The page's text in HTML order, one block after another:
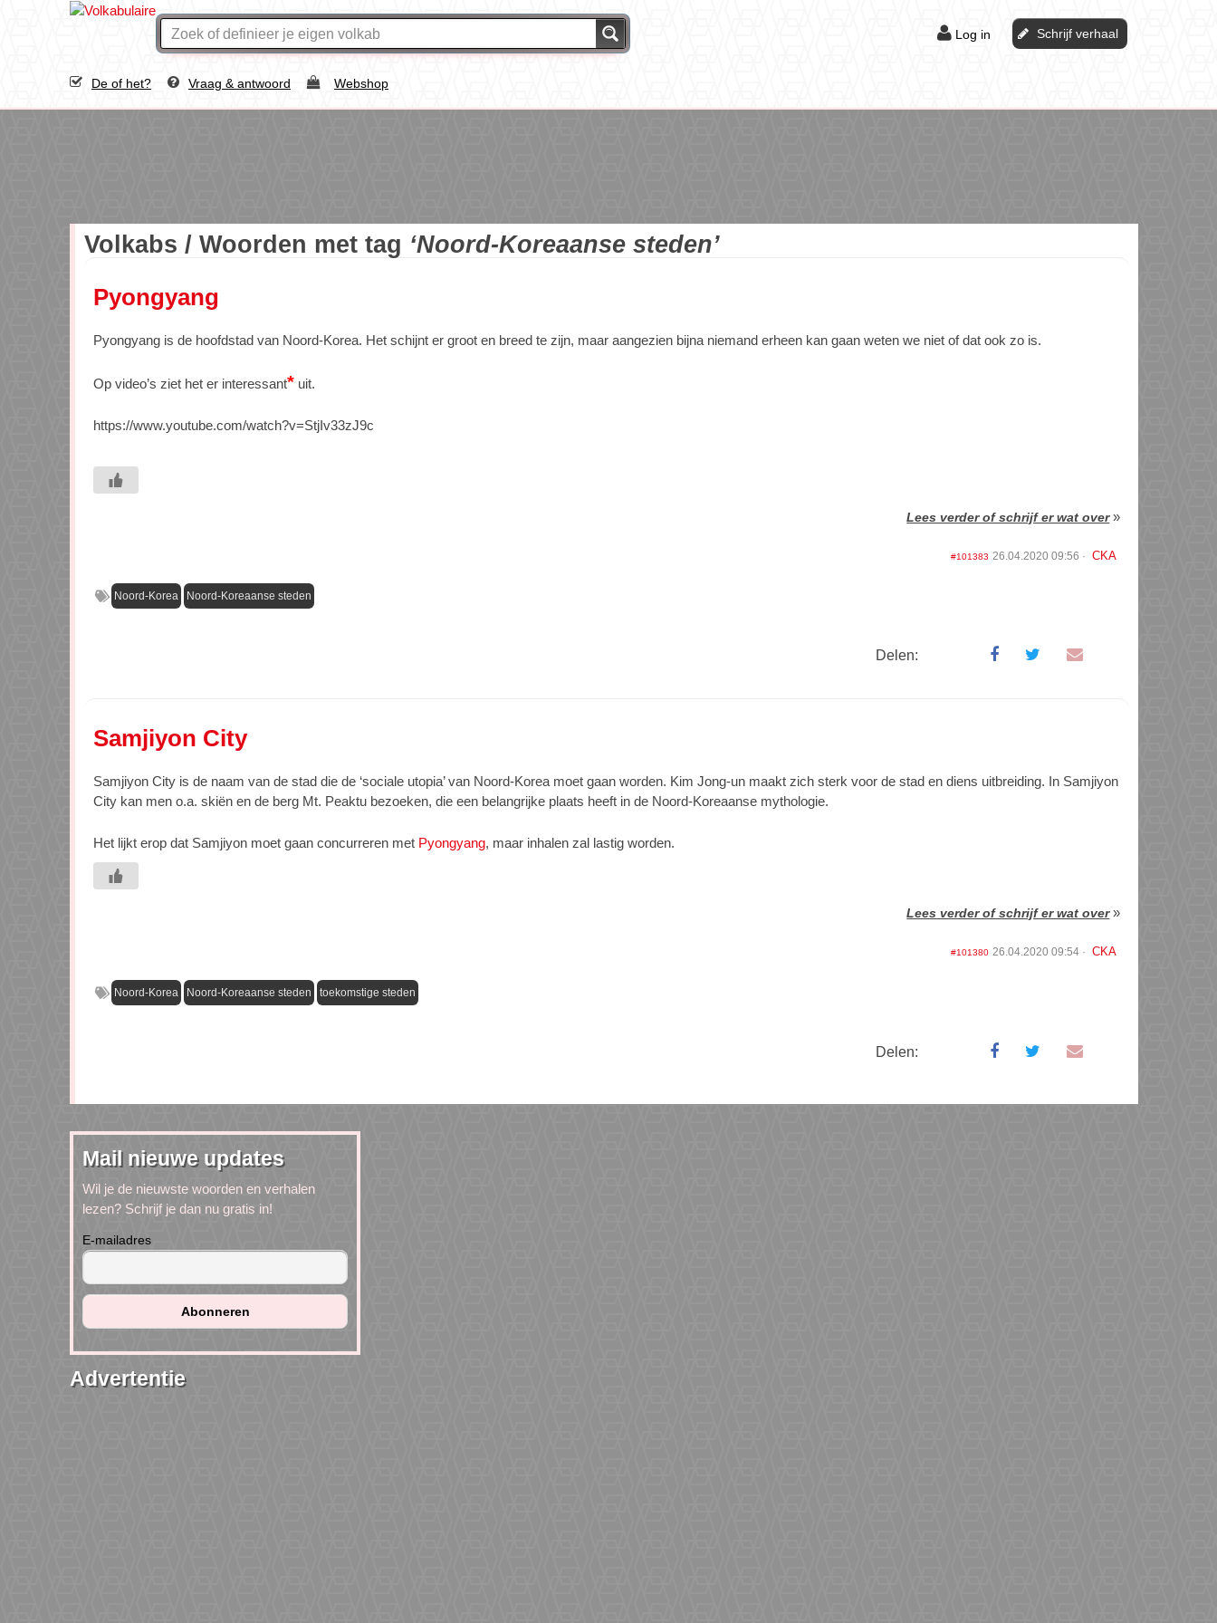
Log in Schrijf verhaal
De of het? Vraag & antwoord Webshop
Volkabs / Woorden met tag ‘Noord-Koreaanse steden’
Pyongyang
Pyongyang is de hoofdstad van Noord-Korea. Het schijnt er groot en breed te zijn, maar aangezien bijna niemand erheen kan gaan weten we niet of dat ook zo is.
Op video’s ziet het er interessant* uit.
https://www.youtube.com/watch?v=StjIv33zJ9c
Lees verder of schrijf er wat over»
#101383 26.04.2020 09:56 CKA
Noord-Korea Noord-Koreaanse steden
Delen:
Samjiyon City
Samjiyon City is de naam van de stad die de ‘sociale utopia’ van Noord-Korea moet gaan worden. Kim Jong-un maakt zich sterk voor de stad en diens uitbreiding. In Samjiyon
City kan men o.a. skiën en de berg Mt. Peaktu bezoeken, die een belangrijke plaats heeft in de Noord-Koreaanse mythologie.
Het lijkt erop dat Samjiyon moet gaan concurreren met Pyongyang, maar inhalen zal lastig worden.
Lees verder of schrijf er wat over»
#101380 26.04.2020 09:54 CKA
Noord-Korea Noord-Koreaanse steden toekomstige steden
Delen:
Mail nieuwe updates
Wil je de nieuwste woorden en verhalen
lezen? Schrijf je dan nu gratis in!
E-mailadres
Advertentie